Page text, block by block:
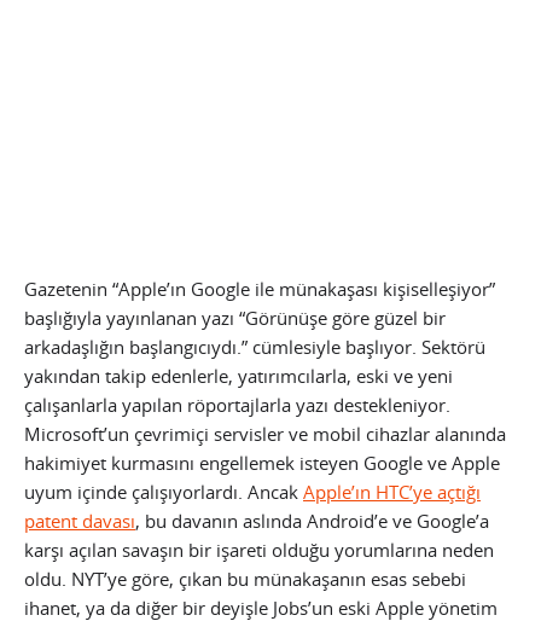
Gazetenin “Apple’ın Google ile münakaşası kişiselleşiyor”
başlığıyla yayınlanan yazı “Görünüşe göre güzel bir
arkadaşlığın başlangıcıydı.” cümlesiyle başlıyor. Sektörü
yakından takip edenlerle, yatırımcılarla, eski ve yeni
çalışanlarla yapılan röportajlarla yazı destekleniyor.
Microsoft’un çevrimiçi servisler ve mobil cihazlar alanında
hakimiyet kurmasını engellemek isteyen Google ve Apple
uyum içinde çalışıyorlardı. Ancak Apple’ın HTC’ye açtığı
patent davası, bu davanın aslında Android’e ve Google’a
karşı açılan savaşın bir işareti olduğu yorumlarına neden
oldu. NYT’ye göre, çıkan bu münakaşanın esas sebebi
ihanet, ya da diğer bir deyişle Jobs’un eski Apple yönetim